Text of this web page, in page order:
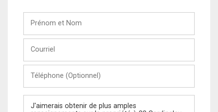
Nom
(Optionnel)
Message